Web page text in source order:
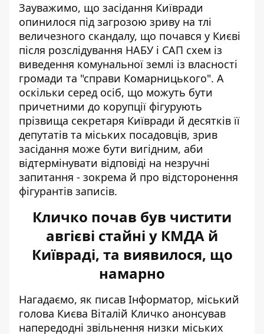
Зауважимо, що засідання Київради
опинилося під загрозою зриву на тлі
величезного скандалу, що почався у Києві
після розслідування НАБУ і САП схем із
виведення комунальної землі із власності
громади та "справи Комарницького". А
оскільки серед осіб, що можуть бути
причетними до корупції фігурують
прізвища секретаря Київради й десятків її
депутатів та міських посадовців, зрив
засідання може бути вигідним, аби
відтермінувати відповіді на незручні
запитання - зокрема й про відсторонення
фігурантів записів.
Кличко почав був чистити
авгієві стайні у КМДА й
Київраді, та виявилося, що
намарно
Нагадаємо, як писав Інформатор, міський
голова Києва Віталій Кличко анонсував
напередодні звільнення низки міських